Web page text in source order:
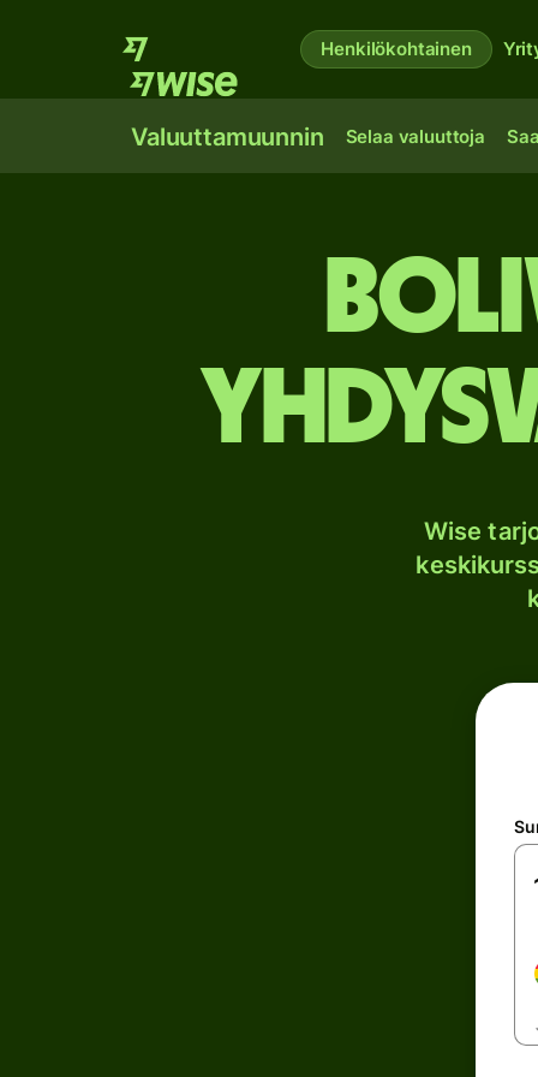
Henkilökohtainen
Valuuttamuunnin Selaa valuuttoja
Wise